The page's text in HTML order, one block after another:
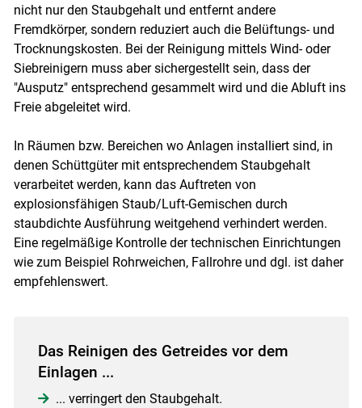
Skip to main content
nicht nur den Staubgehalt und entfernt andere
Fremdkörper, sondern reduziert auch die Belüftungs- und
Trocknungskosten. Bei der Reinigung mittels Wind- oder
Siebreinigern muss aber sichergestellt sein, dass der
"Ausputz" entsprechend gesammelt wird und die Abluft ins
Freie abgeleitet wird.
In Räumen bzw. Bereichen wo Anlagen installiert sind, in
denen Schüttgüter mit entsprechendem Staubgehalt
verarbeitet werden, kann das Auftreten von
explosionsfähigen Staub/Luft-Gemischen durch
staubdichte Ausführung weitgehend verhindert werden.
Eine regelmäßige Kontrolle der technischen Einrichtungen
wie zum Beispiel Rohrweichen, Fallrohre und dgl. ist daher
empfehlenswert.
Das Reinigen des Getreides vor dem
Einlagen ...
... verringert den Staubgehalt.